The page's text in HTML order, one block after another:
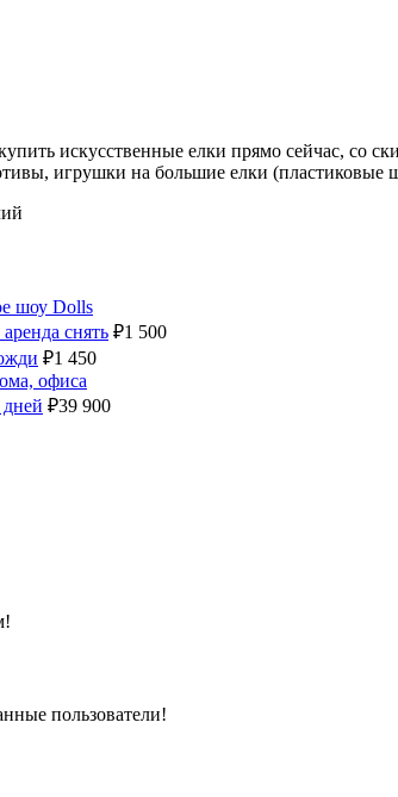
искусственные елки прямо сейчас, со
игрушки на большие елки (пластиковые
шоу Dolls
снять ₽1 500
₽1 450
офиса
дней ₽39 900
пользователи!